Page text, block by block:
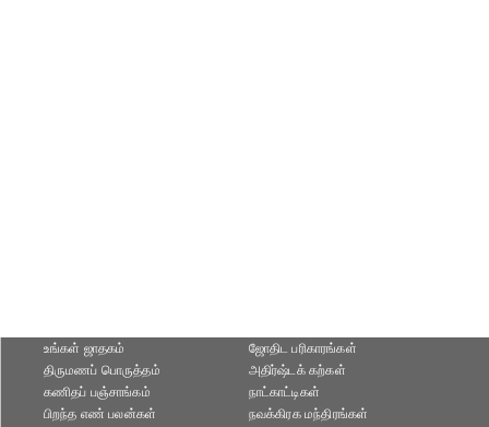
உங்கள் ஜாதகம்
திருமணப் பொருத்தம்
கணிதப் பஞ்சாங்கம்
ஜோதிட ப‌ரிகார‌ங்க‌ள்
அதிர்ஷ்டக் கற்கள்
நாட்காட்டிகள்
பிறந்த எண் பலன்கள்
நவக்கிரக மந்திரங்கள்